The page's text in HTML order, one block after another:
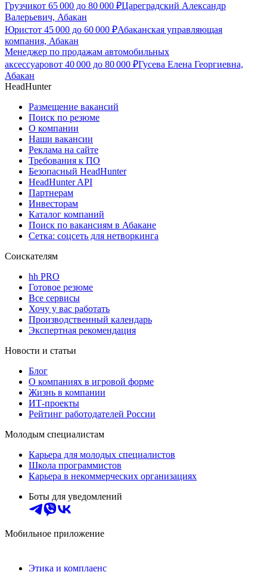
Грузчикот 65 000 до 80 000 ₽Цареградский Александр
Валерьевич, Абакан
Юристот 45 000 до 60 000 ₽Абаканская управляющая
компания, Абакан
Менеджер по продажам автомобильных
аксессуаровот 40 000 до 80 000 ₽Гусева Елена Георгиевна,
Абакан
HeadHunter
Размещение вакансий
Поиск по резюме
О компании
Наши вакансии
Реклама на сайте
Требования к ПО
Безопасный HeadHunter
HeadHunter API
Партнерам
Инвесторам
Каталог компаний
Поиск по вакансиям в Абакане
Сетка: соцсеть для нетворкинга
Соискателям
hh PRO
Готовое резюме
Все сервисы
Хочу у вас работать
Производственный календарь
Экспертная рекомендация
Новости и статьи
Блог
О компаниях в игровой форме
Жизнь в компании
ИТ-проекты
Рейтинг работодателей России
Молодым специалистам
Карьера для молодых специалистов
Школа программистов
Карьера в некоммерческих организациях
Боты для уведомлений
Мобильное приложение
Этика и комплаенс